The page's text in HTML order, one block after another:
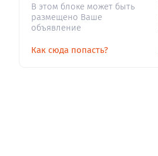
В этом блоке может быть
размещено Ваше
объявление
Как сюда попасть?